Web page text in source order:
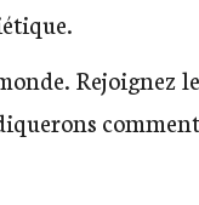
Rejoignez le
comment